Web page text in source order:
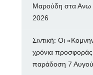
Μαρούδη στα Ανω
2026
Σιντική: Οι
χρόνια
παράδοση 7